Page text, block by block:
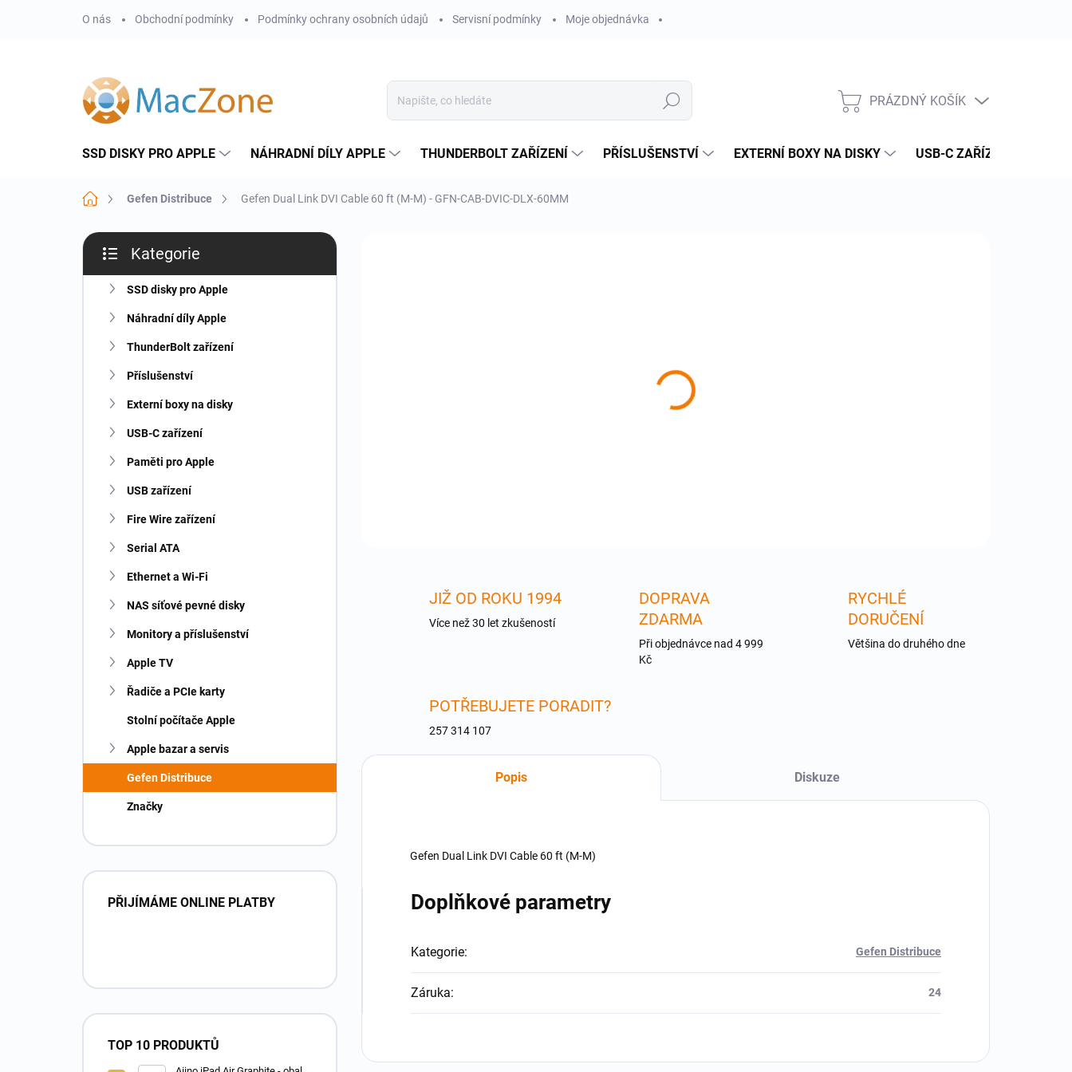
O nás Obchodní podmínky Podmínky ochrany osobních údajů Servisní podmínky Moje objednávka
Hledat
NÁKUPNÍ
PRÁZDNÝ KOŠÍK
SSD DISKY PRO APPLE NÁHRADNÍ DÍLY APPLE THUNDERBOLT ZAŘÍZENÍ PŘÍSLUŠENSTVÍ EXTERNÍ BOXY NA DISKY USB-C ZAŘÍZENÍ
Domů Gefen Distribuce Gefen Dual Link DVI Cable 60 ft (M-M) - GFN-CAB-DVIC-DLX-60MM
P
s
kategorie
Kategorie
SSD disky pro Apple
Náhradní díly Apple
ThunderBolt zařízení
Příslušenství
Externí boxy na disky
USB-C zařízení
Paměti pro Apple
USB zařízení
Fire Wire zařízení
Serial ATA
Ethernet a Wi-Fi
NAS síťové pevné disky
Monitory a příslušenství
Apple TV
Řadiče a PCIe karty
Stolní počítače Apple
Apple bazar a servis
Gefen Distribuce
Značky
PŘIJÍMÁME ONLINE PLATBY
TOP 10 PRODUKTŮ
JIŽ OD ROKU 1994
Více než 30 let zkušeností
DOPRAVA
ZDARMA
Při objednávce nad 4 999
Kč
RYCHLÉ
DORUČENÍ
Většina do druhého dne
POTŘEBUJETE PORADIT?
257 314 107
Popis Diskuze
Gefen Dual Link DVI Cable 60 ft (M-M)
Doplňkové parametry
Kategorie: Gefen Distribuce
Záruka: 24